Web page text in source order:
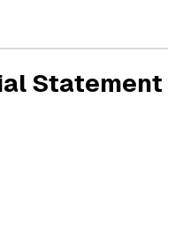
Statement